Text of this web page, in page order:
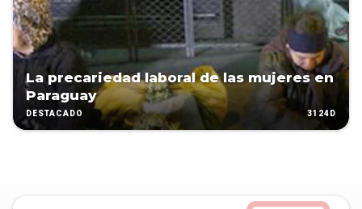
La precariedad laboral de las mujeres en
Paraguay
DESTACADO 3124D